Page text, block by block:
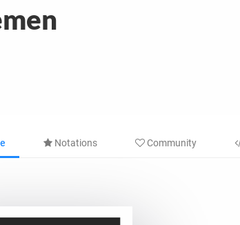
Notations Community